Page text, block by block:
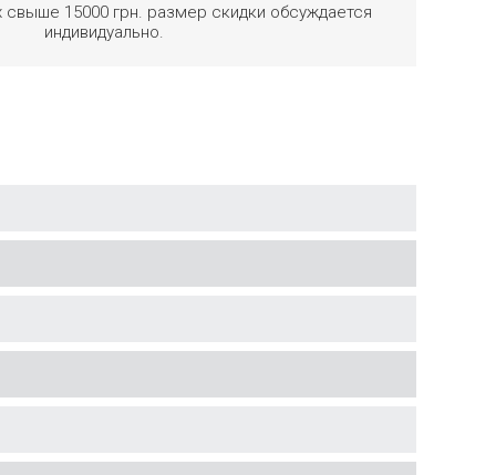
свыше 15000 грн. размер скидки обсуждается
индивидуально.